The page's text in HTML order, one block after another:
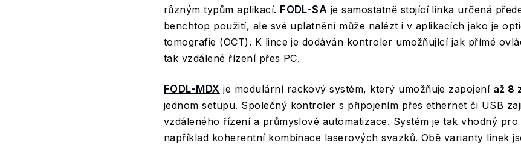
různým typům aplikací. FODL-SA je samostatně stojící linka určená
benchtop použití, ale své uplatnění může nalézt i v aplikacích jako je
tomografie (OCT). K lince je dodáván kontroler umožňující jak přímé
tak vzdálené řízení přes PC.
FODL-MDX je modulární rackový systém, který umožňuje zapojení až 8
jednom setupu. Společný kontroler s připojením přes ethernet či USB
vzdáleného řízení a průmyslové automatizace. Systém je tak vhodný
například koherentní kombinace laserových svazků. Obě varianty linek